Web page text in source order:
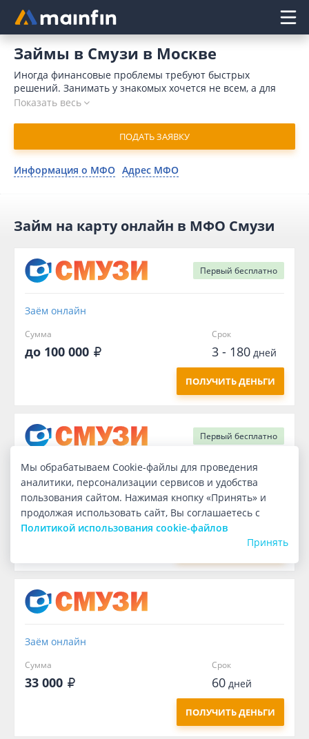
Главное меню
Займы в Смузи в Москве
Иногда финансовые проблемы требуют быстрых
решений. Занимать у знакомых хочется не всем, а для
обращения в банк требуется время и значительный
послужить отрицательная кредитная история. Отличным
решением является микрозайм в Смузи онлайн в Москве.
В 2026 году для отправления запроса потребуется
немного времени. Компания одобряет заявку в течение
15 минут и переводит деньги на карточный счет
Показать весь
ПОДАТЬ ЗАЯВКУ
Информация о МФО Адрес МФО
Займ на карту онлайн в МФО Смузи
Первый бесплатно
Заём онлайн
Сумма
до 100 000
Срок
3 - 180дней
ПОЛУЧИТЬ ДЕНЬГИ
Первый бесплатно
Заём онлайн
Сумма
1 000
Срок
7дней
ПОЛУЧИТЬ ДЕНЬГИ
Заём онлайн
Сумма
33 000
Срок
60дней
ПОЛУЧИТЬ ДЕНЬГИ
Мы обрабатываем Cookie-файлы для проведения
аналитики, персонализации сервисов и удобства
пользования сайтом. Нажимая кнопку «Принять» и
продолжая использовать сайт, Вы соглашаетесь с
Политикой использования cookie-файлов
Принять